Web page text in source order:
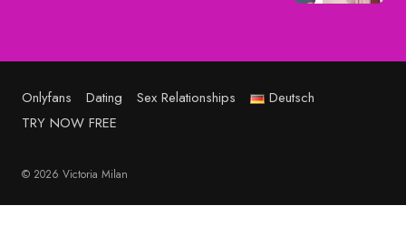
Onlyfans Dating Sex Relationships
Deutsch
TRY NOW FREE
© 2026 Victoria Milan